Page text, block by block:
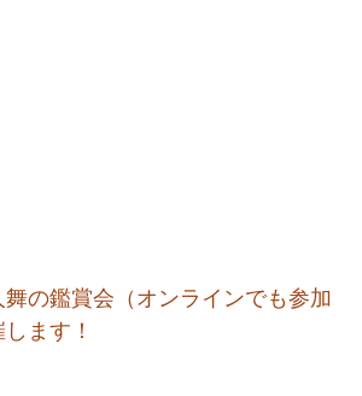
の鑑賞会（オンラインでも参加
ます！